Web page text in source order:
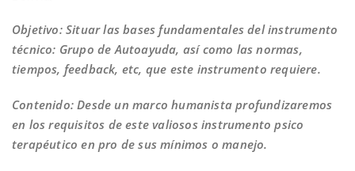
Objetivo: Situar las bases fundamentales del instrumento
técnico: Grupo de Autoayuda, así como las normas,
tiempos, feedback, etc, que este instrumento requiere.
Contenido: Desde un marco humanista profundizaremos
en los requisitos de este valiosos instrumento psico
terapéutico en pro de sus mínimos o manejo.